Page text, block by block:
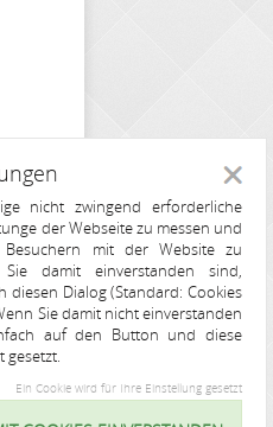
nicht zwingend erforderliche
der Webseite zu messen und
mit der Website zu
damit einverstanden sind,
diesen Dialog (Standard: Cookies
Sie damit nicht einverstanden
auf den Button und diese
gesetzt.
Ein Cookie wird für Ihre Einstellung gesetzt